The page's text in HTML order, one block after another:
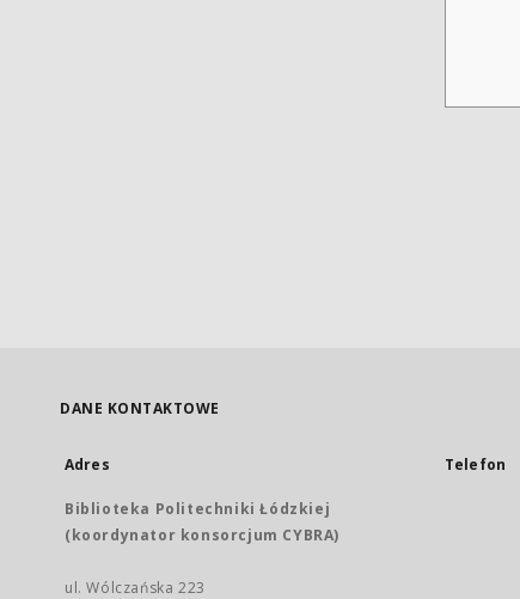
DANE KONTAKTOWE
Adres
Biblioteka Politechniki Łódzkiej
(koordynator konsorcjum CYBRA)
ul. Wólczańska 223
Telefon